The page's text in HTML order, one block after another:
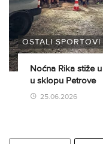
OSTALI SPORTOVI
Noćna Rika stiže
u sklopu Petrove
25.06.2026